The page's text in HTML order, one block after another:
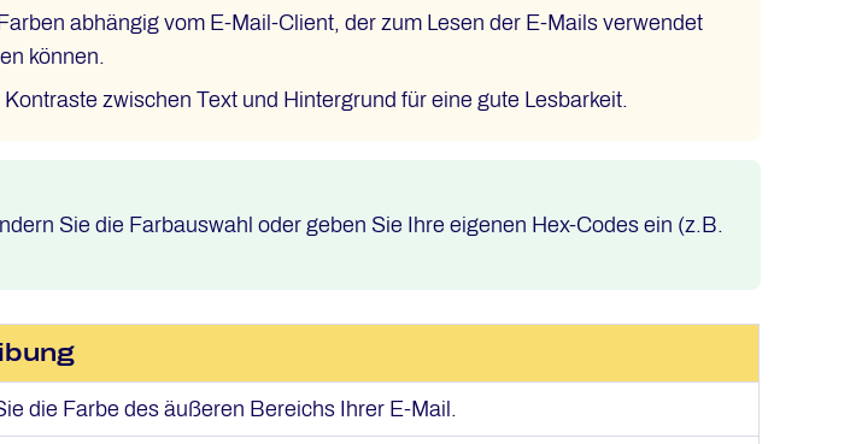
abhängig vom E-Mail-Client, der zum Lesen der E-Mails verwendet
können.
zwischen Text und Hintergrund für eine gute Lesbarkeit.
Sie die Farbauswahl oder geben Sie Ihre eigenen Hex-Codes ein (z.B.
die Farbe des äußeren Bereichs Ihrer E-Mail.